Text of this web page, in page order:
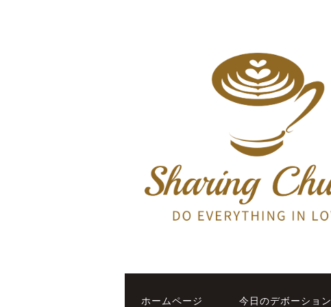
ホームページ 今日のデボーション